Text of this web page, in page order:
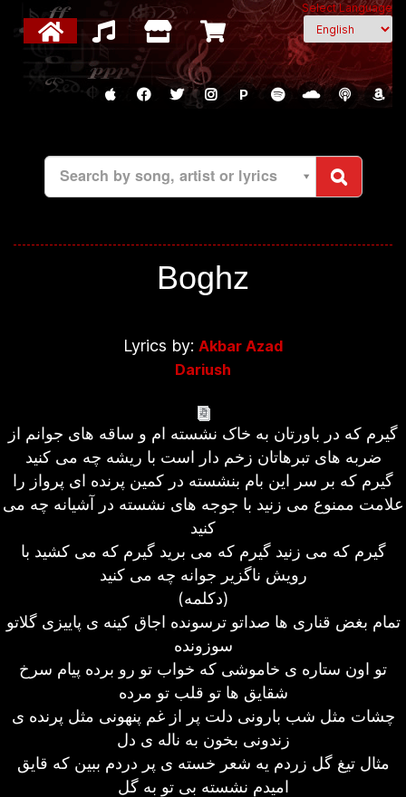
Select Language
P
Search by song, artist or lyrics
Boghz
Lyrics by: Akbar Azad
Dariush
گیرم که در باورتان به خاک نشسته ام و ساقه های جوانم از
ضربه های تبرهاتان زخم دار است با ریشه چه می کنید
گیرم که بر سر این بام بنشسته در کمین پرنده ای پرواز را
علامت ممنوع می زنید با جوجه های نشسته در آشیانه چه می
کنید
گیرم که می زنید گیرم که می برید گیرم که می کشید با
رویش ناگزیر جوانه چه می کنید
(دکلمه)
تمام بغض قناری ها صداتو ترسونده اجاق کینه ی پاییزی گلاتو
سوزونده
تو اون ستاره ی خاموشی که خواب تو رو برده پیام سرخ
شقایق ها تو قلب تو مرده
چشات مثل شب بارونی دلت پر از غم پنهونی مثل پرنده ی
زندونی بخون به ناله ی دل
مثال تیغ گل زردم یه شعر خسته ی پر دردم ببین که قایق
امیدم نشسته بی تو به گل